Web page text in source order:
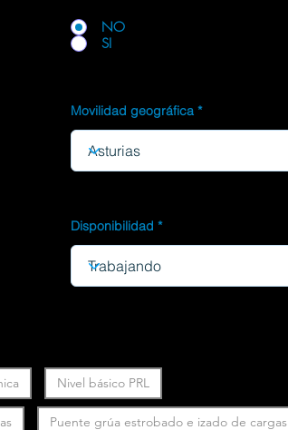
NO
SI
Movilidad geográfica
Disponibilidad
Nivel básico PRL
Puente grúa estrobado e izado de cargas